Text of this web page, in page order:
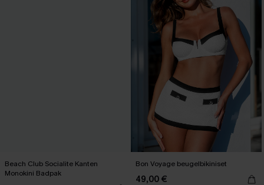
Beach Club Socialite Kanten
Monokini Badpak
Bon Voyage beugelbikiniset
49,00 €
【AG18】2 met 10% korting